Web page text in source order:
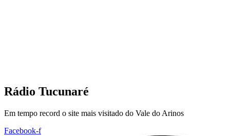
Rádio Tucunaré
Em tempo record o site mais visitado do Vale do Arinos
Facebook-f